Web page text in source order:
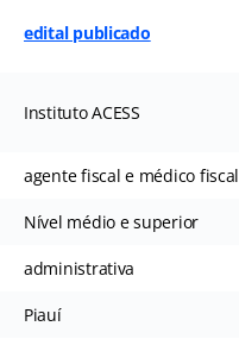
edital publicado
Instituto ACESS
agente fiscal e médico fiscal
Nível médio e superior
administrativa
Piauí